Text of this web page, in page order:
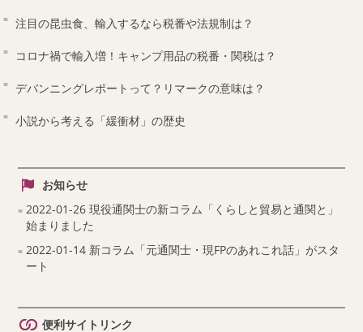
注目の昆虫食、輸入するなら税番や法規制は？
コロナ禍で輸入増！キャンプ用品の税番・関税は？
デバンニングレポートって？リマークの意味は？
小説から考える「緩衝材」の歴史
お知らせ
2022-01-26 現役通関士の新コラム「くらしと貿易と通関と」
始まりました
2022-01-14 新コラム「元通関士・現FPのあれこれ話」がスタ
ート
便利サイトリンク